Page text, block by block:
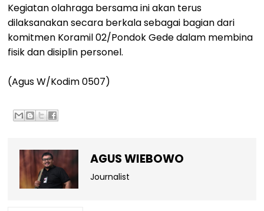
Kegiatan olahraga bersama ini akan terus
dilaksanakan secara berkala sebagai bagian dari
komitmen Koramil 02/Pondok Gede dalam membina
fisik dan disiplin personel.
(Agus W/Kodim 0507)
AGUS WIEBOWO
Journalist